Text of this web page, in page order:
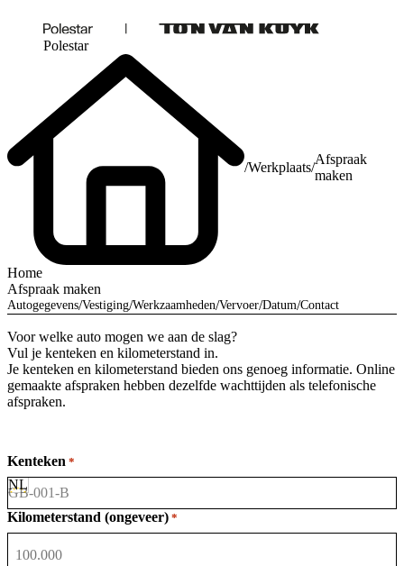
Polestar
Home
/Werkplaats/
Afspraak
maken
Afspraak maken
Autogegevens Vestiging Werkzaamheden Vervoer Datum Contact
Voor welke auto mogen we aan de slag?
Vul je kenteken en kilometerstand in.
Je kenteken en kilometerstand bieden ons genoeg informatie. Online
gemaakte afspraken hebben dezelfde wachttijden als telefonische
afspraken.
Kenteken *
Kilometerstand (ongeveer) *